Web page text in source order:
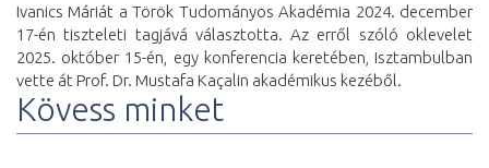
Ivanics Máriát a Török Tudományos Akadémia 2024. december
17-én tiszteleti tagjává választotta. Az erről szóló oklevelet
2025. október 15-én, egy konferencia keretében, Isztambulban
vette át Prof. Dr. Mustafa Kaçalin akadémikus kezéből.
Kövess minket